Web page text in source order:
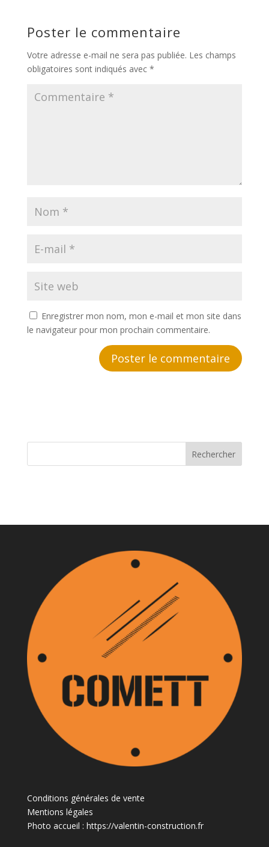
Poster le commentaire
Votre adresse e-mail ne sera pas publiée. Les champs
obligatoires sont indiqués avec *
Enregistrer mon nom, mon e-mail et mon site dans
le navigateur pour mon prochain commentaire.
Rechercher
Conditions générales de vente
Mentions légales
Photo accueil : https://valentin-construction.fr